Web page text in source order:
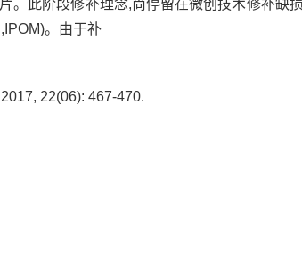
。此阶段修补理念,尚停留在微创技术修补缺
。由于补
22(06): 467-470.